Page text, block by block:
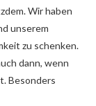
Wir haben
unserem
zu schenken.
dann, wenn
Besonders